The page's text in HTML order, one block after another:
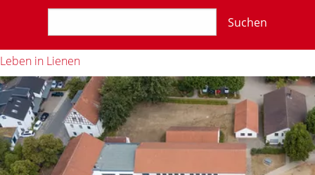
Suchen
Leben in Lienen